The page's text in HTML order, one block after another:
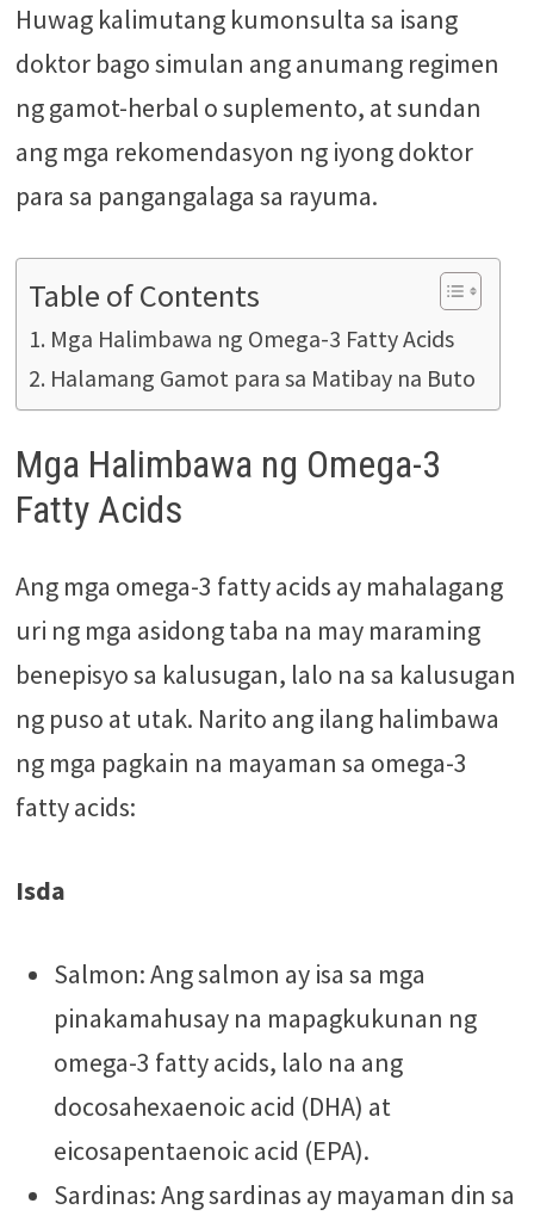
Huwag kalimutang kumonsulta sa isang
doktor bago simulan ang anumang regimen
ng gamot-herbal o suplemento, at sundan
ang mga rekomendasyon ng iyong doktor
para sa pangangalaga sa rayuma.
Table of Contents
Mga Halimbawa ng Omega-3 Fatty Acids
Halamang Gamot para sa Matibay na Buto
Mga Halimbawa ng Omega-3
Fatty Acids
Ang mga omega-3 fatty acids ay mahalagang
uri ng mga asidong taba na may maraming
benepisyo sa kalusugan, lalo na sa kalusugan
ng puso at utak. Narito ang ilang halimbawa
ng mga pagkain na mayaman sa omega-3
fatty acids:
Isda
Salmon: Ang salmon ay isa sa mga
pinakamahusay na mapagkukunan ng
omega-3 fatty acids, lalo na ang
docosahexaenoic acid (DHA) at
eicosapentaenoic acid (EPA).
Sardinas: Ang sardinas ay mayaman din sa